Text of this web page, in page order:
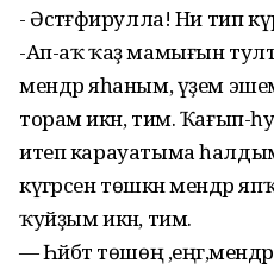
- Әстәғәфирулла! Ни тип
-Ап-аҡ ҡаҙ мамығын
мендәр яһаным, үҙем
торам икән, тим. Ҡағып-
итеп карауатыма
күгәрсен төшкән мендәр
ҡуйҙым икән, тим.
— Һәйбәт төшөң